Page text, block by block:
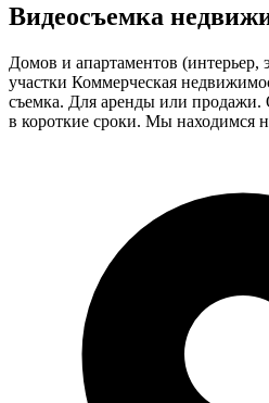
Видеосъемка
Домов и апартаментов (интерьер,
участки Коммерческая
съемка. Для аренды или продажи.
в короткие сроки. Мы находимся